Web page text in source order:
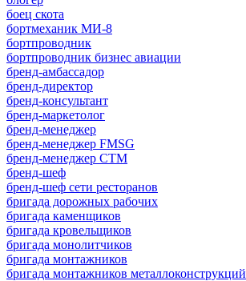
боец скота
бортмеханик МИ-8
бортпроводник
бортпроводник бизнес авиации
бренд-амбассадор
бренд-директор
бренд-консультант
бренд-маркетолог
бренд-менеджер
бренд-менеджер FMSG
бренд-менеджер СТМ
бренд-шеф
бренд-шеф сети ресторанов
бригада дорожных рабочих
бригада каменщиков
бригада кровельщиков
бригада монолитчиков
бригада монтажников
бригада монтажников металлоконструкций